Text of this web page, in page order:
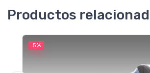
Productos
5%